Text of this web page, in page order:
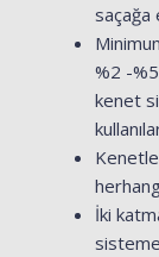
saçağa
%2 -
kenet
İki
sisteme